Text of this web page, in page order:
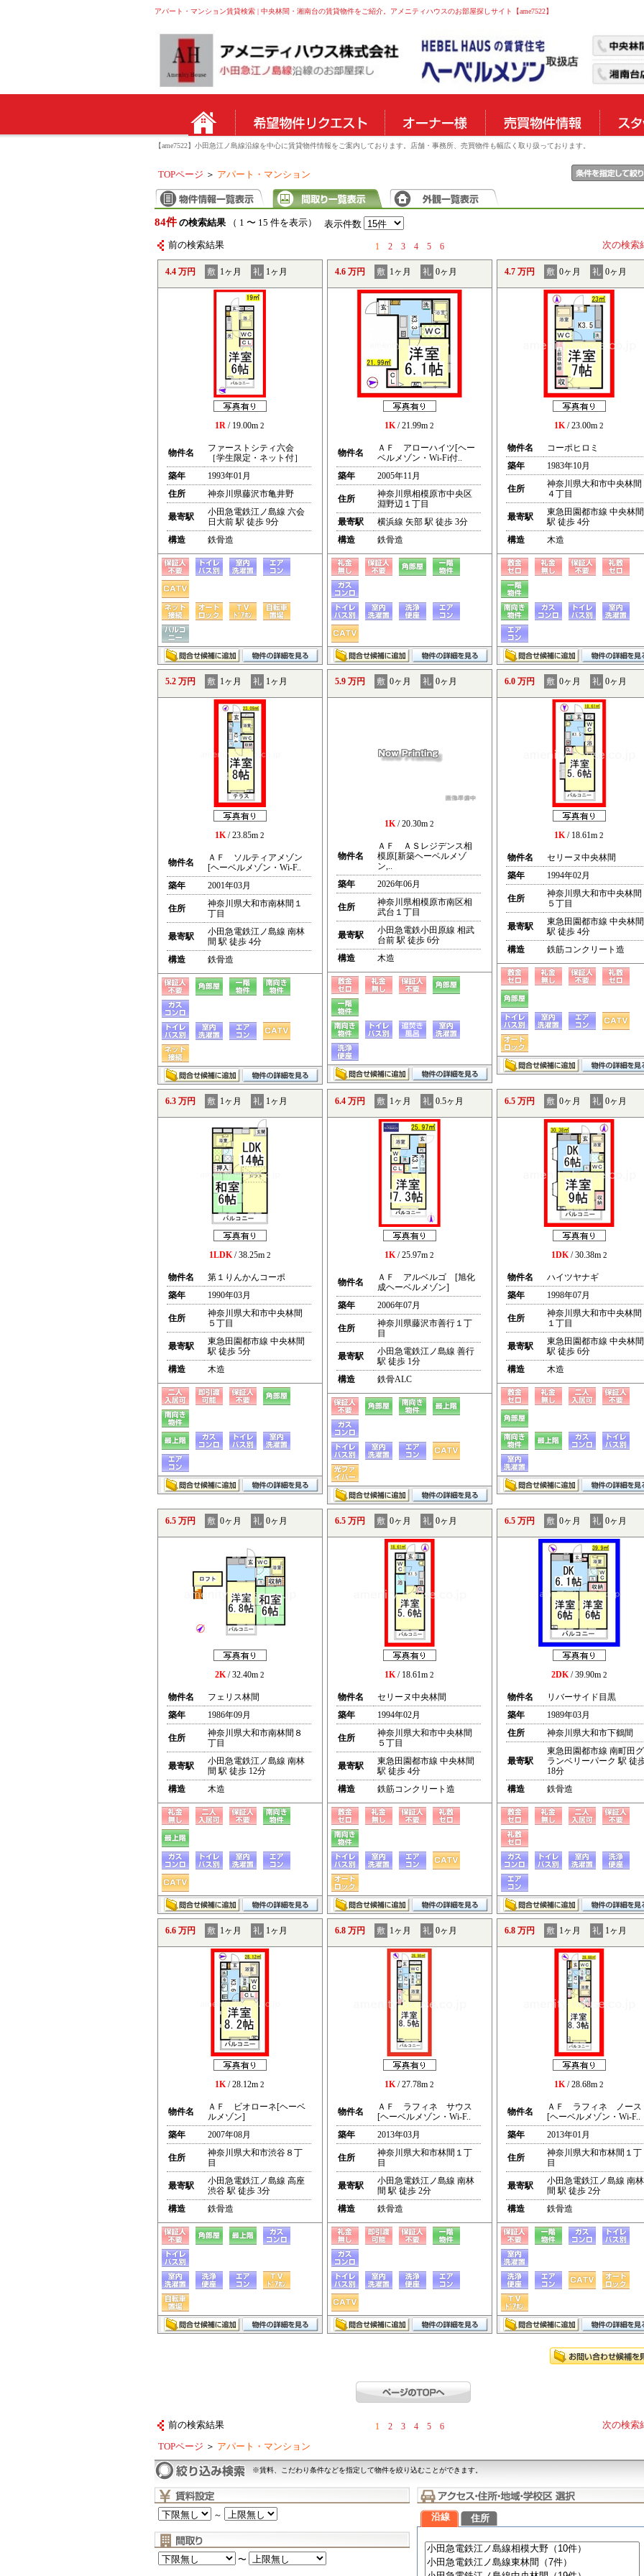
アパート・マンション賃貸検索 | 中央林間・湘南台の賃貸物件をご紹介。アメニティハウスのお部屋探しサイト【ame7522】
【ame7522】小田急江ノ島線沿線を中心に賃貸物件情報をご案内しております。店舗・事務所、売買物件も幅広く取り扱っております。
TOPページ ＞ アパート・マンション
84件 の検索結果（ 1 〜 15 件を表示） 表示件数
前の検索結果 1 2 3 4 5 6 次の検索
4.4 万円 敷 1ヶ月 礼 1ヶ月
1R / 19.00m 2
物件名
ファーストシティ六会
［学生限定・ネット付］
築年
1993年01月
住所
神奈川県藤沢市亀井野
最寄駅
小田急電鉄江ノ島線 六会
日大前 駅 徒歩 9分
構造
鉄骨造
4.6 万円 敷 1ヶ月 礼 0ヶ月
1K/ 21.99m 2
物件名
ＡＦ アローハイツ[ヘー
ベルメゾン・Wi-Fi付..
築年
2005年11月
住所
神奈川県相模原市中央区
淵野辺１丁目
最寄駅
横浜線 矢部 駅 徒歩 3分
構造
鉄骨造
4.7 万円 敷 0ヶ月 礼 0ヶ月
1K/ 23.00m 2
物件名
コーポヒロミ
築年
1983年10月
住所
神奈川県大和市中央林間
４丁目
最寄駅
東急田園都市線 中央林間
駅 徒歩 4分
構造
木造
5.2 万円 敷 1ヶ月 礼 1ヶ月
1K/ 23.85m 2
物件名
ＡＦ ソルティアメゾン
[ヘーベルメゾン・Wi-F..
築年
2001年03月
住所
神奈川県大和市南林間１
丁目
最寄駅
小田急電鉄江ノ島線 南林
間 駅 徒歩 4分
構造
鉄骨造
5.9 万円 敷 0ヶ月 礼 0ヶ月
1K/ 20.30m 2
物件名
ＡＦ ＡＳレジデンス相
模原[新築ヘーベルメゾ
ン,..
築年
2026年06月
住所
神奈川県相模原市南区相
武台１丁目
最寄駅
小田急電鉄小田原線 相武
台前 駅 徒歩 6分
構造
木造
6.0 万円 敷 0ヶ月 礼 0ヶ月
1K/ 18.61m 2
物件名
セリーヌ中央林間
築年
1994年02月
住所
神奈川県大和市中央林間
５丁目
最寄駅
東急田園都市線 中央林間
駅 徒歩 4分
構造
鉄筋コンクリート造
6.3 万円 敷 1ヶ月 礼 1ヶ月
1LDK/ 38.25m 2
物件名
第１りんかんコーポ
築年
1990年03月
住所
神奈川県大和市中央林間
５丁目
最寄駅
東急田園都市線 中央林間
駅 徒歩 5分
構造
木造
6.4 万円 敷 1ヶ月 礼 0.5ヶ月
1K/ 25.97m 2
物件名
ＡＦ アルベルゴ [旭化
成ヘーベルメゾン]
築年
2006年07月
住所
神奈川県藤沢市善行１丁
目
最寄駅
小田急電鉄江ノ島線 善行
駅 徒歩 1分
構造
鉄骨ALC
6.5 万円 敷 0ヶ月 礼 0ヶ月
1DK/ 30.38m 2
物件名
ハイツヤナギ
築年
1998年07月
住所
神奈川県大和市中央林間
１丁目
最寄駅
東急田園都市線 中央林間
駅 徒歩 6分
構造
木造
6.5 万円 敷 0ヶ月 礼 0ヶ月
2K/ 32.40m 2
物件名
フェリス林間
築年
1986年09月
住所
神奈川県大和市南林間８
丁目
最寄駅
小田急電鉄江ノ島線 南林
間 駅 徒歩 12分
構造
木造
6.5 万円 敷 0ヶ月 礼 0ヶ月
1K/ 18.61m 2
物件名
セリーヌ中央林間
築年
1994年02月
住所
神奈川県大和市中央林間
５丁目
最寄駅
東急田園都市線 中央林間
駅 徒歩 4分
構造
鉄筋コンクリート造
6.5 万円 敷 0ヶ月 礼 0ヶ月
2DK/ 39.90m 2
物件名
リバーサイド目黒
築年
1989年03月
住所
神奈川県大和市下鶴間
最寄駅
東急田園都市線 南町田グ
ランベリーパーク 駅 徒
18分
構造
鉄骨造
6.6 万円 敷 1ヶ月 礼 1ヶ月
1K/ 28.12m 2
物件名
ＡＦ ビオローネ[ヘーベ
ルメゾン]
築年
2007年08月
住所
神奈川県大和市渋谷８丁
目
最寄駅
小田急電鉄江ノ島線 高座
渋谷 駅 徒歩 3分
構造
鉄骨造
6.8 万円 敷 1ヶ月 礼 0ヶ月
1K/ 27.78m 2
物件名
ＡＦ ラフィネ サウス
[ヘーベルメゾン・Wi-F..
築年
2013年03月
住所
神奈川県大和市林間１丁
目
最寄駅
小田急電鉄江ノ島線 南林
間 駅 徒歩 2分
構造
鉄骨造
6.8 万円 敷 1ヶ月 礼 1ヶ月
1K/ 28.68m 2
物件名
ＡＦ ラフィネ ノース
[ヘーベルメゾン・Wi-F..
築年
2013年01月
住所
神奈川県大和市林間１丁
目
最寄駅
小田急電鉄江ノ島線 南林
間 駅 徒歩 2分
構造
鉄骨造
前の検索結果 1 2 3 4 5 6 次の検索
TOPページ ＞ アパート・マンション
※賃料、こだわり条件などを指定して物件を絞り込むことができます。
～
〜
沿線 住所